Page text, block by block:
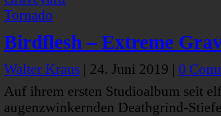
Birdflesh – Extreme
Walter Kraus | 24. Juni 2019 | 0
Auf ihrem ersten Studioalbum seit
augenzwinkernden Deathgrind-